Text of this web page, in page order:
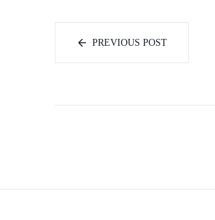
PREVIOUS POST